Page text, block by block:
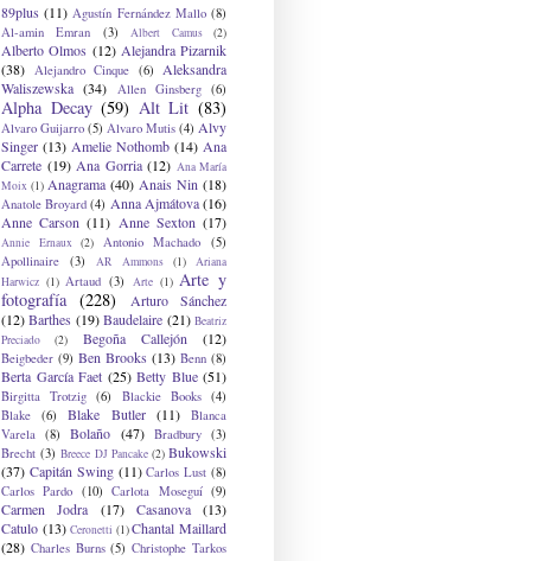
89plus (11) Agustín Fernández Mallo (8)
Al-amin Emran
(3) Albert Camus (2)
Alberto Olmos (12) Alejandra Pizarnik
(38)
Alejandro Cinque (6)
Aleksandra
Waliszewska (34) Allen Ginsberg (6)
Alpha Decay (59) Alt Lit (83)
Alvaro Guijarro (5) Alvaro Mutis (4) Alvy
Singer (13) Amelie Nothomb (14) Ana
Carrete (19) Ana Gorria (12) Ana María
Moix (1) Anagrama (40) Anais Nin (18)
Anatole Broyard (4) Anna Ajmátova (16)
Anne Carson (11) Anne Sexton (17)
Annie Ernaux (2) Antonio Machado
(5)
Apollinaire
(3) AR Ammons (1)
Ariana
Harwicz (1) Artaud (3) Arte (1) Arte y
fotografía (228)
Arturo Sánchez
(12) Barthes (19) Baudelaire (21) Beatriz
Preciado
(2) Begoña Callejón (12)
Beigbeder (9) Ben Brooks (13) Benn (8)
Berta García Faet (25) Betty Blue (51)
Birgitta Trotzig (6) Blackie Books (4)
Blake
(6) Blake Butler (11)
Blanca
Varela
(8) Bolaño (47) Bradbury (3)
Brecht (3) Breece DJ Pancake (2) Bukowski
(37) Capitán Swing (11) Carlos Lust (8)
Carlos Pardo (10) Carlota Moseguí (9)
Carmen Jodra (17) Casanova
(13)
Catulo (13) Ceronetti (1) Chantal Maillard
(28) Charles Burns (5) Christophe Tarkos